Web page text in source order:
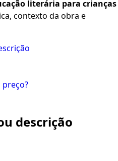
literária para crianças
contexto da obra e
preço?
descrição